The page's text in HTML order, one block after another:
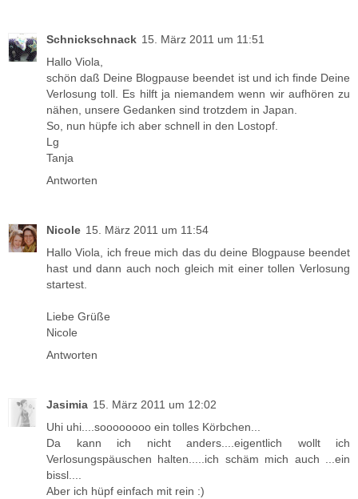
Schnickschnack 15. März 2011 um 11:51
Hallo Viola,
schön daß Deine Blogpause beendet ist und ich finde Deine
Verlosung toll. Es hilft ja niemandem wenn wir aufhören zu
nähen, unsere Gedanken sind trotzdem in Japan.
So, nun hüpfe ich aber schnell in den Lostopf.
Lg
Tanja
Antworten
Nicole 15. März 2011 um 11:54
Hallo Viola, ich freue mich das du deine Blogpause beendet
hast und dann auch noch gleich mit einer tollen Verlosung
startest.
Liebe Grüße
Nicole
Antworten
Jasimia 15. März 2011 um 12:02
Uhi uhi....soooooooo ein tolles Körbchen...
Da kann ich nicht anders....eigentlich wollt ich
Verlosungspäuschen halten.....ich schäm mich auch ...ein
bissl....
Aber ich hüpf einfach mit rein :)